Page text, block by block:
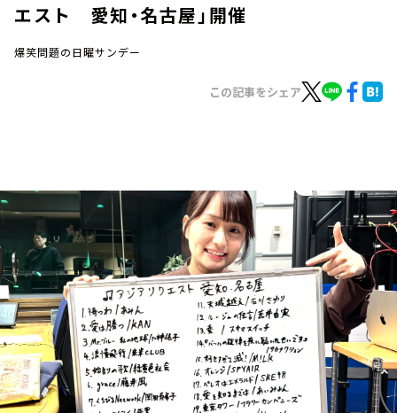
お知らせ
イベント・グッズ
YouTube
会社情報
エスト 愛知・名古屋」開催
爆笑問題の日曜サンデー
この記事をシェア